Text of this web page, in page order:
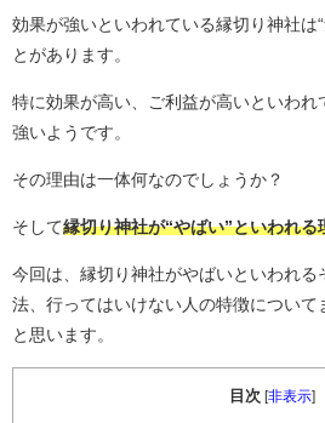
効果が強いといわれている縁切り神社は“
とがあります。
特に効果が高い、ご利益が高いといわれ
強いようです。
その理由は一体何なのでしょうか？
そして縁切り神社が“やばい”といわれる
今回は、縁切り神社がやばいといわれる
法、行ってはいけない人の特徴について
と思います。
目次 [非表示]